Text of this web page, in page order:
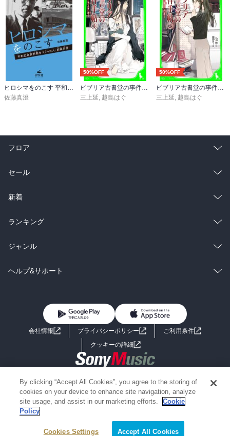
佐藤真澄
50%OFF
三上延 越島はぐ
50%OFF
三上延 越島はぐ
フロア
総合
ラノベ
雑誌・グラビア
BL・TL
セール
総合
ラノベ
雑誌・グラビア
BL・TL
新着
総合
ラノベ
雑誌・グラビア
ランキング
総合
ラノベ
ジャンル
コミック
ライトノベル 男子向けラノベ
小説
海外小説
ミステリー SF
歴史・時代小説
ヘルプ&サポート
よくあるご質問 お問い合わせ
会社情報 プライバシーポリシー
ご利用条件
クッキーの詳細
Copyright 2017 - 2026 Sony Music Entertainment(Japan) Inc.
Information on the site is for the Japan domestic market only
powered by
By clicking “Accept All Cookies”, you agree to the storing of
cookies on your device to enhance site navigation, analyze
site usage, and assist in our marketing efforts.
Cookie
Policy
Cookies Settings Accept All Cookies